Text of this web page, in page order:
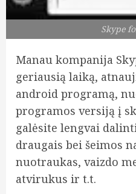
Skype
Manau kompanija
geriausią laiką,
android programą,
programos versiją į
galėsite lengvai
draugais bei šeimos
nuotraukas, vaizdo
atvirukus ir t.t.